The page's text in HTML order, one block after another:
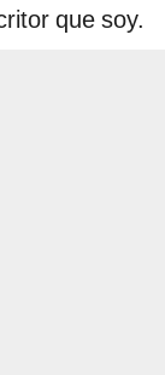
que soy.